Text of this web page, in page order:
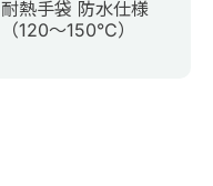
耐熱手袋 防水仕様
（120～150°C）